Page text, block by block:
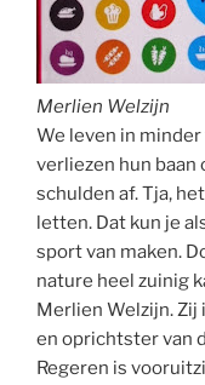
Merlien Welzijn
We leven in
verliezen hun baan
schulden af. Tja,
letten. Dat kun je
sport van maken.
nature heel zuinig
Merlien Welzijn.
en oprichtster van
Regeren is